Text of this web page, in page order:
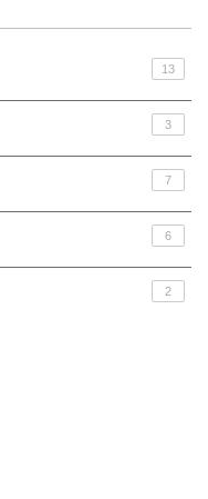
13
3
7
6
2